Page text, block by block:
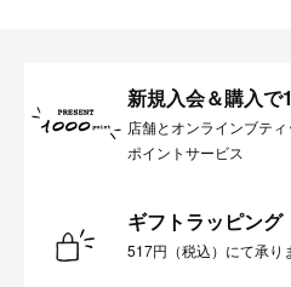
新規入会＆購入で
店舗とオンラインブテ
ポイントサービス
ギフトラッピング
517円（税込）にて承り